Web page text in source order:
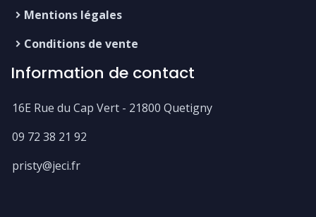
Mentions légales
Conditions de vente
Information de contact
16E Rue du Cap Vert - 21800 Quetigny
09 72 38 21 92
pristy@jeci.fr